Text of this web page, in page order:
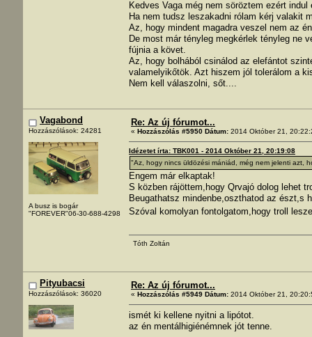
Kedves Vaga még nem söröztem ezért
Ha nem tudsz leszakadni rólam kérj valakit
Az, hogy mindent magadra veszel nem az
De most már tényleg megkérlek tényleg ne
fújnia a követ.
Az, hogy bolhából csinálod az elefántot
valamelyikőtök. Azt hiszem jól tolerálom a
Nem kell válaszolni, sőt....
Vagabond
Hozzászólások: 24281
A busz is bogár
"FOREVER"06-30-688-4298
Re: Az új fórumot...
« Hozzászólás #5950 Dátum: 2014 Október 21,
Idézetet írta: TBK001 - 2014 Október 21, 20:19:08
"Az, hogy nincs üldözési mániád, még nem jelenti azt,
Engem már elkaptak!
S közben rájöttem,hogy Qrvajó dolog lehet
Beugathatsz mindenbe,oszthatod az észt,s
Szóval komolyan fontolgatom,hogy troll
Tóth Zoltán
Pityubacsi
Hozzászólások: 36020
Re: Az új fórumot...
« Hozzászólás #5949 Dátum: 2014 Október 21,
ismét ki kellene nyitni a lipótot.
az én mentálhigiénémnek jót tenne.